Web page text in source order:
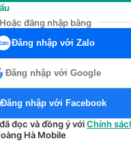
Hoặc đăng nhập bằng
Đăng nhập với Zalo
Đăng nhập với Google
Đăng nhập với Facebook
đọc và đồng ý vớiChính
Hà Mobile